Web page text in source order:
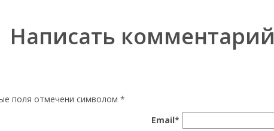
Написать комментарий
поля отмечени символом *
Email*